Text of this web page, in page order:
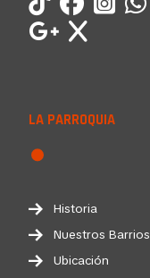
LA PARROQUIA
Historia
Nuestros Barrios
Ubicación